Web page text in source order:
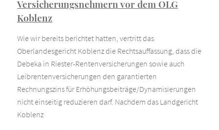
Versicherungsnehmern vor dem OLG
Koblenz
Wie wir bereits berichtet hatten, vertritt das
Oberlandesgericht Koblenz die Rechtsauffassung, dass die
Debeka in Riester-Rentenversicherungen sowie auch
Leibrentenversicherungen den garantierten
Rechnungszins für Erhöhungsbeiträge/Dynamisierungen
nicht einseitig reduzieren darf. Nachdem das Landgericht
Koblenz